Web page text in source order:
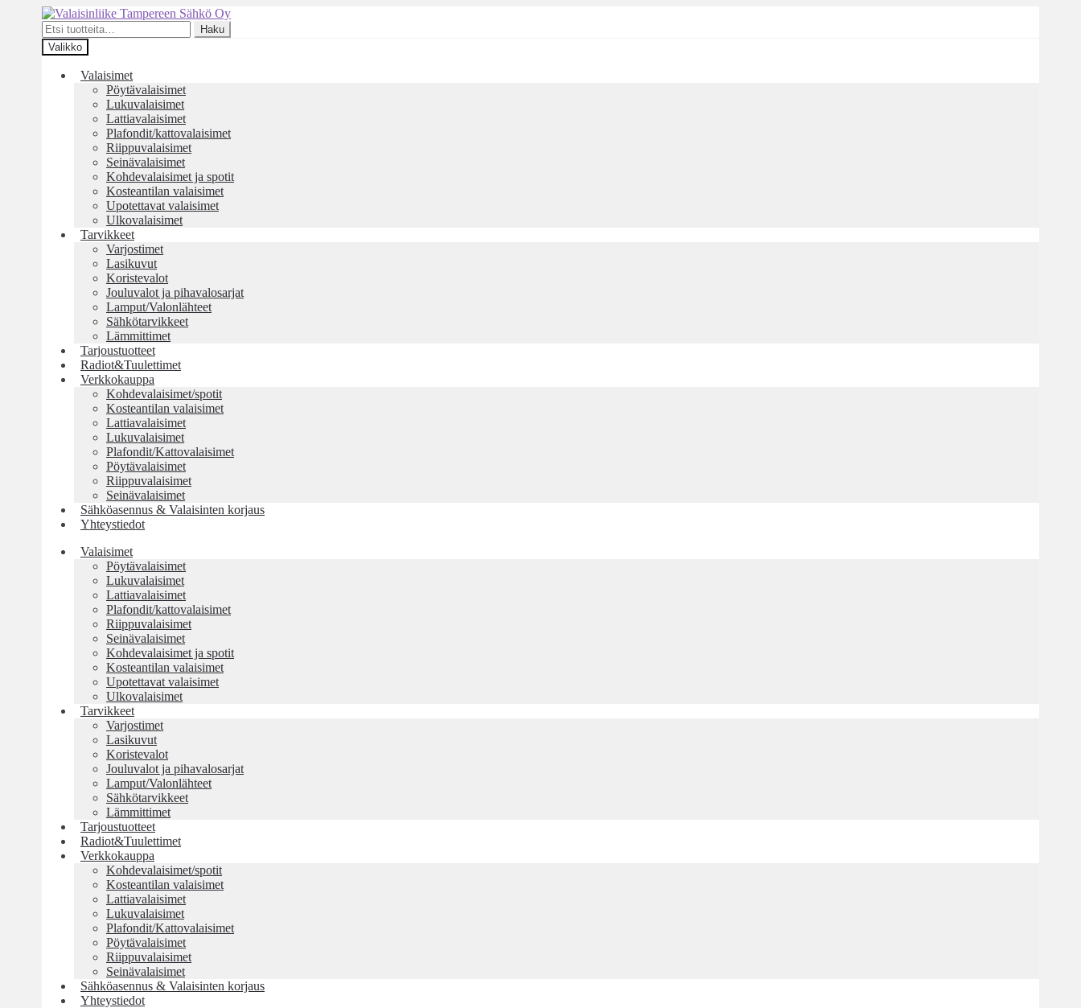
Siirry
navigointiin
Siirry
sisältöön
Etsi:
Haku
Valikko
Valaisimet
Pöytävalaisimet
Lukuvalaisimet
Lattiavalaisimet
Plafondit/kattovalaisimet
Riippuvalaisimet
Seinävalaisimet
Kohdevalaisimet ja spotit
Kosteantilan valaisimet
Upotettavat valaisimet
Ulkovalaisimet
Tarvikkeet
Varjostimet
Lasikuvut
Koristevalot
Jouluvalot ja pihavalosarjat
Lamput/Valonlähteet
Sähkötarvikkeet
Lämmittimet
Tarjoustuotteet
Radiot&Tuulettimet
Verkkokauppa
Kohdevalaisimet/spotit
Kosteantilan valaisimet
Lattiavalaisimet
Lukuvalaisimet
Plafondit/Kattovalaisimet
Pöytävalaisimet
Riippuvalaisimet
Seinävalaisimet
Sähköasennus & Valaisinten korjaus
Yhteystiedot
Valaisimet
Pöytävalaisimet
Lukuvalaisimet
Lattiavalaisimet
Plafondit/kattovalaisimet
Riippuvalaisimet
Seinävalaisimet
Kohdevalaisimet ja spotit
Kosteantilan valaisimet
Upotettavat valaisimet
Ulkovalaisimet
Tarvikkeet
Varjostimet
Lasikuvut
Koristevalot
Jouluvalot ja pihavalosarjat
Lamput/Valonlähteet
Sähkötarvikkeet
Lämmittimet
Tarjoustuotteet
Radiot&Tuulettimet
Verkkokauppa
Kohdevalaisimet/spotit
Kosteantilan valaisimet
Lattiavalaisimet
Lukuvalaisimet
Plafondit/Kattovalaisimet
Pöytävalaisimet
Riippuvalaisimet
Seinävalaisimet
Sähköasennus & Valaisinten korjaus
Yhteystiedot